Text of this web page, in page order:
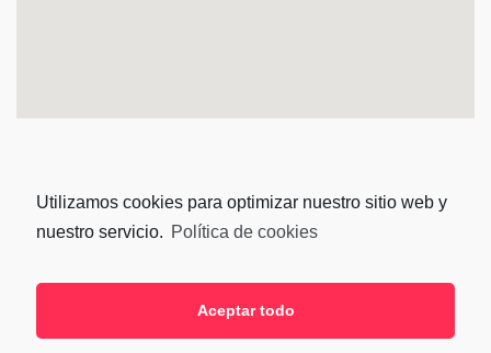
Utilizamos cookies para optimizar nuestro sitio web y
nuestro servicio. Política de cookies
Aceptar todo